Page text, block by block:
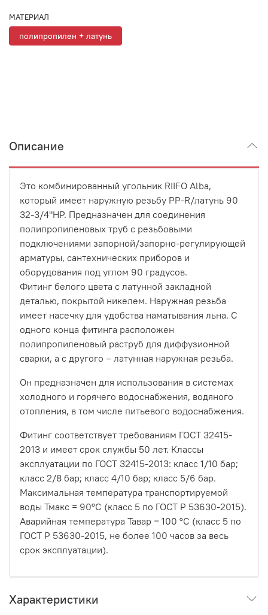
МАТЕРИАЛ
полипропилен + латунь
Описание
Это комбинированный угольник RIIFO Alba,
который имеет наружную резьбу PP-R/латунь 90
32-3/4"НР. Предназначен для соединения
полипропиленовых труб с резьбовыми
подключениями запорной/запорно-регулирующей
арматуры, сантехнических приборов и
оборудования под углом 90 градусов.
Фитинг белого цвета с латунной закладной
деталью, покрытой никелем. Наружная резьба
имеет насечку для удобства наматывания льна. С
одного конца фитинга расположен
полипропиленовый раструб для диффузионной
сварки, а с другого – латунная наружная резьба.
Он предназначен для использования в системах
холодного и горячего водоснабжения, водяного
отопления, в том числе питьевого водоснабжения.
Фитинг соответствует требованиям ГОСТ 32415-
2013 и имеет срок службы 50 лет. Классы
эксплуатации по ГОСТ 32415-2013: класс 1/10 бар;
класс 2/8 бар; класс 4/10 бар; класс 5/6 бар.
Максимальная температура транспортируемой
воды Тмакс = 90°С (класс 5 по ГОСТ Р 53630-2015).
Аварийная температура Тавар = 100 °С (класс 5 по
ГОСТ Р 53630-2015, не более 100 часов за весь
срок эксплуатации).
Характеристики